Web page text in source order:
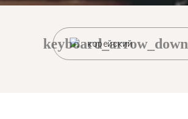
корейский
keyboard_arrow_down